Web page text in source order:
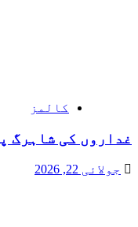
کالمز
غداروں کی شاہرگ
جولائی 22, 2026